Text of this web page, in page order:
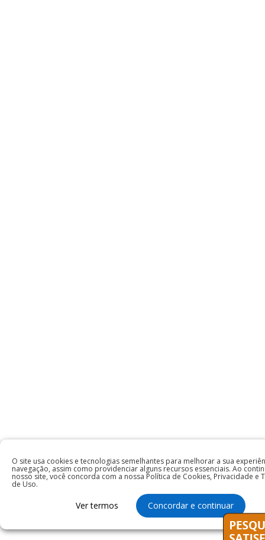
O site usa cookies e tecnologias semelhantes para melhorar a sua
navegação, assim como providenciar alguns recursos essenciais. Ao
nosso site, você concorda com a nossa Política de Cookies, Privacidade e
de Uso.
Ver termos Concordar e continuar